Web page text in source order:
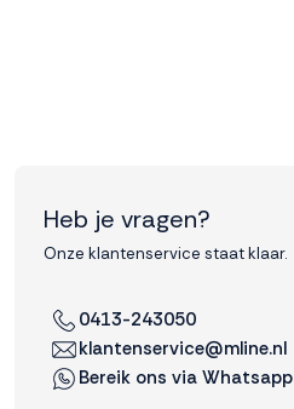
Heb je vragen?
Onze klantenservice staat klaar.
0413-243050
klantenservice@mline.nl
Bereik ons via Whatsapp